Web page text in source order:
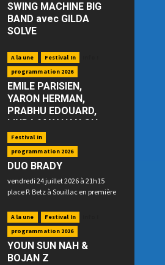
SWING MACHINE BIG
BAND avec GILDA
SOLVE
place P. Betz à Souillac - GRATUIT -
A la une Festival In
programmation 2026
EMILE PARISIEN,
YARON HERMAN,
PRABHU EDOUARD,
LINDA MAY HAN OH
—“Floating”
jeudi 23 juillet 2026 à 21h15 place
P. Betz à Souillac
Festival In
programmation 2026
DUO BRADY
vendredi 24 juillet 2026 à 21h15
place P. Betz à Souillac en première
A la une Festival In
programmation 2026
YOUN SUN NAH &
BOJAN Z